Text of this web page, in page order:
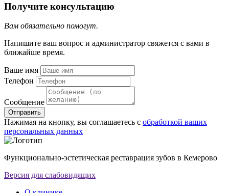
Получите консультацию
Вам обязательно помогут.
Напишите ваш вопрос и администратор свяжется с вами в
ближайше время.
Ваше имя
Телефон
Сообщение
Отправить
Нажимая на кнопку, вы соглашаетесь с обработкой ваших
персональных данных
Функционально-эстетическая реставрация зубов в Кемерово
Версия для слабовидящих